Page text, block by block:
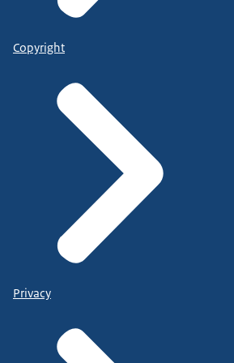
Copyright
Privacy